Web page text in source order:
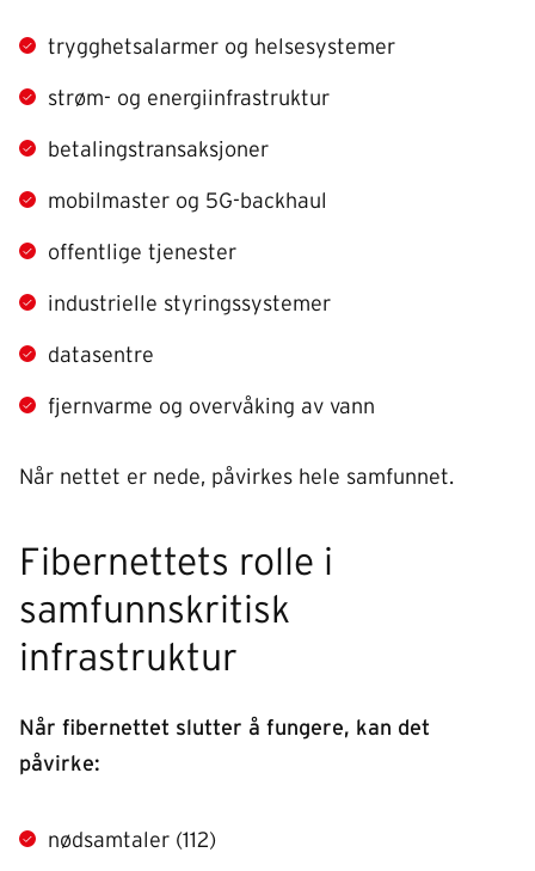
trygghetsalarmer og helsesystemer
strøm- og energiinfrastruktur
betalingstransaksjoner
mobilmaster og 5G-backhaul
offentlige tjenester
industrielle styringssystemer
datasentre
fjernvarme og overvåking av vann
Når nettet er nede, påvirkes hele samfunnet.
Fibernettets rolle i
samfunnskritisk
infrastruktur
Når fibernettet slutter å fungere, kan det
påvirke:
nødsamtaler (112)